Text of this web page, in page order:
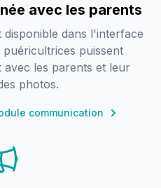
avec les parents
disponible dans l'interface
puissent
les parents et leur
photos.
communication